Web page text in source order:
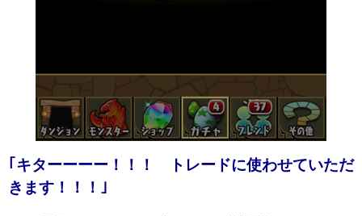
｢キターーーー！！！ トレードに使わせていただ
きます！！！｣